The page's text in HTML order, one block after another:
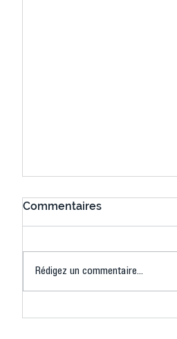
Commentaires
Rédigez un commentaire...